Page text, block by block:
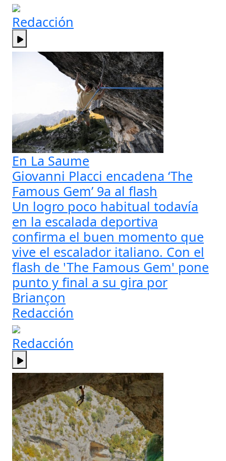
Redacción
En La Saume
Giovanni Placci encadena ‘The
Famous Gem’ 9a al flash
Un logro poco habitual todavía
en la escalada deportiva
confirma el buen momento que
vive el escalador italiano. Con el
flash de 'The Famous Gem' pone
punto y final a su gira por
Briançon
Redacción
Redacción